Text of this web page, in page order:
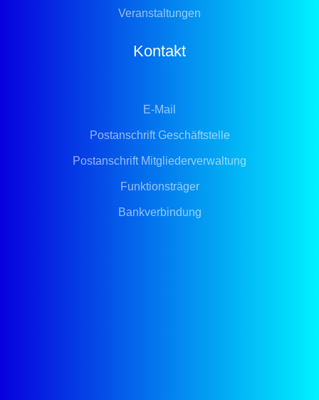
Veranstaltungen
Kontakt
E-Mail
Postanschrift Geschäftstelle
Postanschrift Mitgliederverwaltung
Funktionsträger
Bankverbindung